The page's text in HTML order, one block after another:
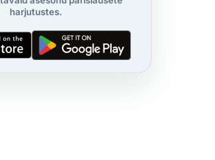
harjutustes.